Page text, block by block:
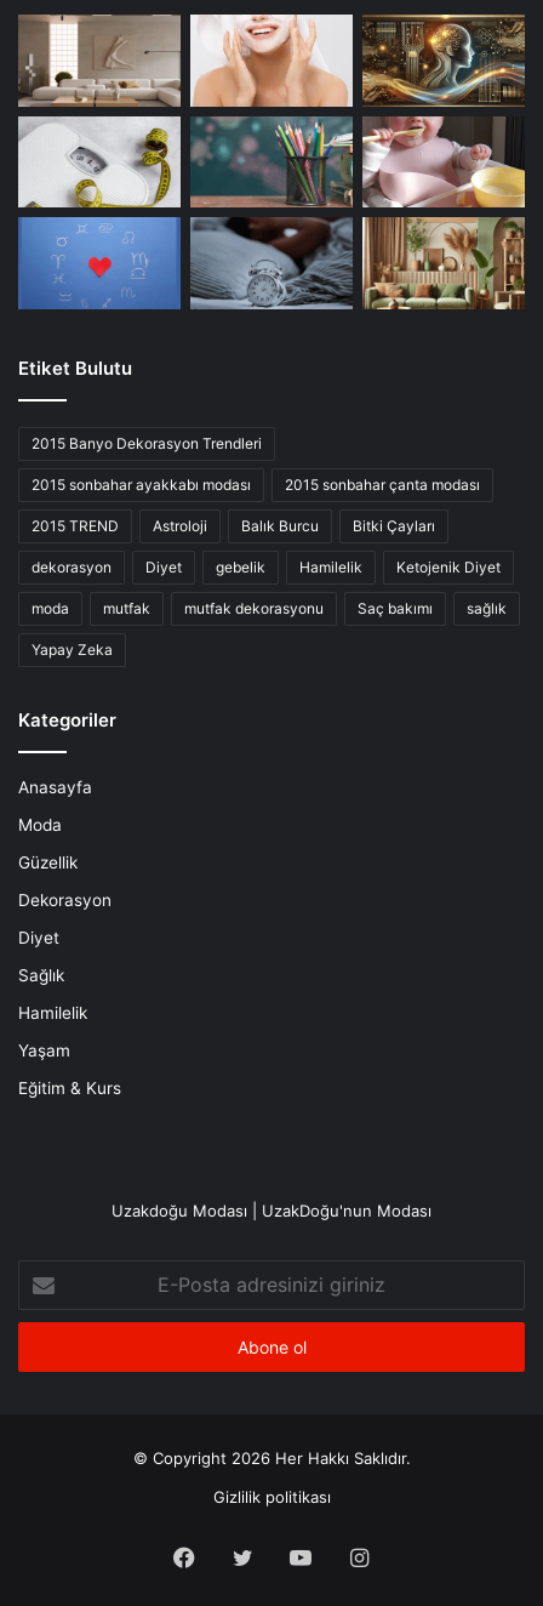
Etiket Bulutu
2015 Banyo Dekorasyon Trendleri
2015 sonbahar ayakkabı modası 2015 sonbahar çanta modası
2015 TREND Astroloji Balık Burcu Bitki Çayları
dekorasyon Diyet gebelik Hamilelik Ketojenik Diyet
moda mutfak mutfak dekorasyonu Saç bakımı sağlık
Yapay Zeka
Kategoriler
Anasayfa
Moda
Güzellik
Dekorasyon
Diyet
Sağlık
Hamilelik
Yaşam
Eğitim & Kurs
Uzakdoğu Modası | UzakDoğu'nun Modası
Posta
adresinizi
© Copyright 2026 Her Hakkı Saklıdır.
Gizlilik politikası
Facebook
X YouTubeInstagram